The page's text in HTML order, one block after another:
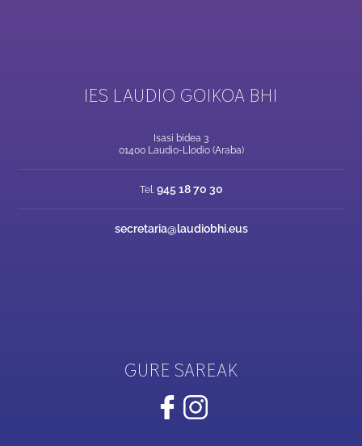
IES LAUDIO GOIKOA BHI
Isasi bidea 3
01400 Laudio-Llodio (Araba)
Tel. 945 18 70 30
secretaria@laudiobhi.eus
GURE SAREAK